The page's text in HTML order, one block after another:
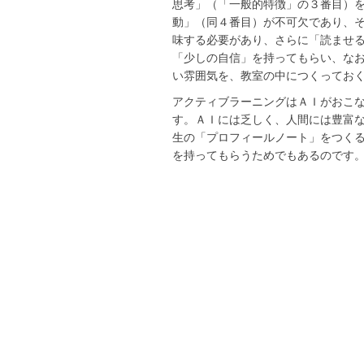
思考」（「一般的特徴」の３番目）
動」（同４番目）が不可欠であり、
味する必要があり、さらに「読ませ
「少しの自信」を持ってもらい、
い雰囲気を、教室の中につくってお
アクティブラーニングはＡＩがおこ
す。ＡＩには乏しく、人間には豊富
生の「プロフィールノート」をつく
を持ってもらうためでもあるのです